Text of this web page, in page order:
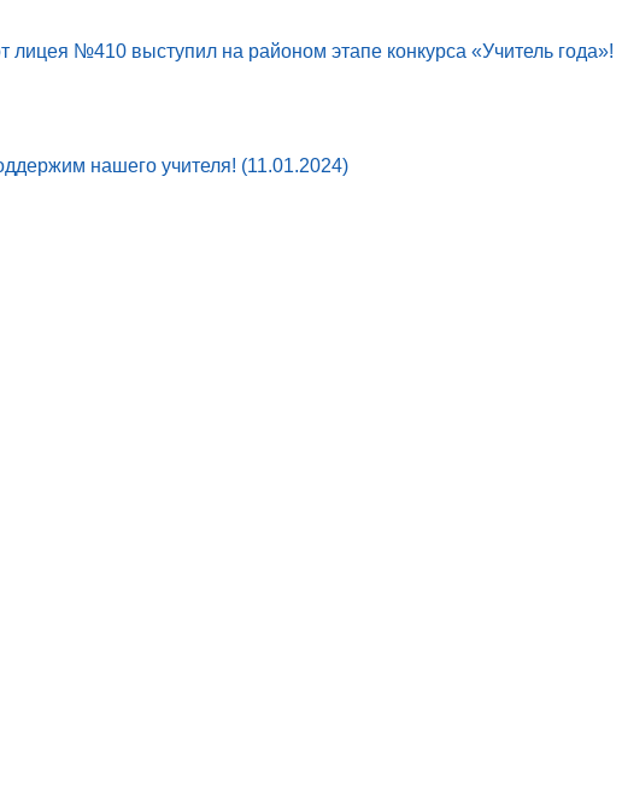
лицея №410 выступил на районом этапе конкурса «Учитель года»!
нашего учителя! (11.01.2024)